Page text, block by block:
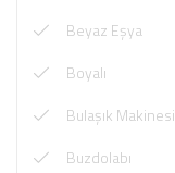
Beyaz Eşya
Boyalı
Bulaşık Makinesi
Buzdolabı